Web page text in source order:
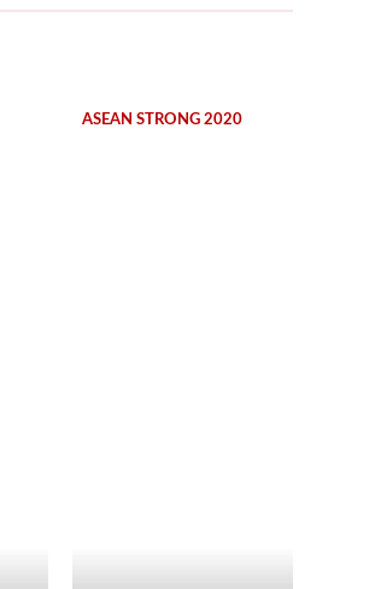
ASEAN STRONG 2020